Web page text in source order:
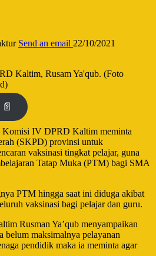
Send an email 22/10/2021
Kaltim, Rusam Ya'qub. (Foto
Komisi IV DPRD Kaltim meminta
(SKPD) provinsi untuk
vaksinasi tingkat pelajar, guna
Tatap Muka (PTM) bagi SMA
PTM hingga saat ini diduga akibat
vaksinasi bagi pelajar dan guru.
Rusman Ya’qub menyampaikan
belum maksimalnya pelayanan
pendidik maka ia meminta agar